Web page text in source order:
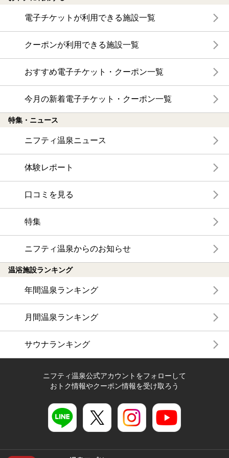
電子チケットが利用できる施設一覧
クーポンが利用できる施設一覧
おすすめ電子チケット・クーポン一覧
今月の新着電子チケット・クーポン一覧
特集・ニュース
ニフティ温泉ニュース
体験レポート
口コミを見る
特集
ニフティ温泉からのお知らせ
温浴施設ランキング
年間温泉ランキング
月間温泉ランキング
サウナランキング
ニフティ温泉公式アカウントをフォローして
おトク情報やクーポン情報を受け取ろう